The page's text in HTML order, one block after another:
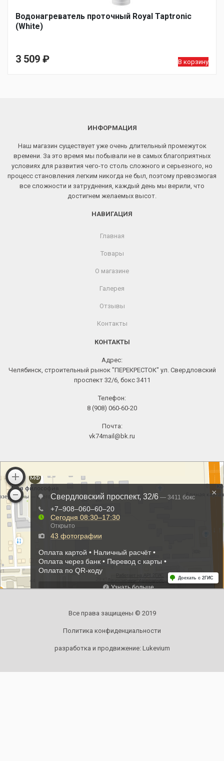
Водонагреватель проточный Royal Taptronic
(White)
3 509 ₽ В корзину
ИНФОРМАЦИЯ
Наш магазин существует уже очень длительный промежуток
времени. За это время мы побывали не в самых благоприятных
условиях для развития чего-то столь сложного и серьезного, но
процесс становления легким никогда не был, поэтому превозмогая
все сложности и затруднения, каждый день мы верили, что
достигнем желаемых высот.
НАВИГАЦИЯ
Главная
Товары
О магазине
Галерея
Отзывы
Контакты
КОНТАКТЫ
Адрес:
Челябинск, строительный рынок "ПЕРЕКРЕСТОК" ул. Свердловский
проспект 32/6, бокс 3411
Телефон:
8 (908) 060-60-20
Почта:
vk74mail@bk.ru
Все права защищены © 2019
Политика конфиденциальности
разработка и продвижение: Lukevium